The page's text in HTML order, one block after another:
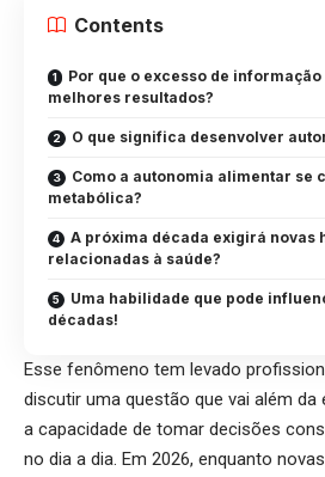
Contents
Por que o excesso de
melhores resultados?
O que significa desenvolver
Como a autonomia alimentar se
metabólica?
A próxima década exigirá novas
relacionadas à saúde?
Uma habilidade que pode
décadas!
Esse fenômeno tem levado
discutir uma questão que vai além
a capacidade de tomar decisões
no dia a dia. Em 2026, enquanto